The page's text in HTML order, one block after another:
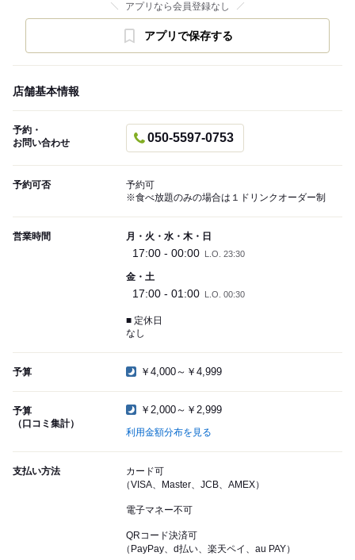
アプリなら会員登録なし
アプリで保存する
店舗基本情報
予約・
お問い合わせ
050-5597-0753
予約可否
予約可
※食べ放題のみの場合は１ドリンクオーダー制
営業時間 月・火・水・木・日
17:00 - 00:00 L.O. 23:30
金・土
17:00 - 01:00 L.O. 00:30
■ 定休日
なし
予算 ￥4,000～￥4,999
予算
（口コミ集計）
￥2,000～￥2,999
利用金額分布を見る
支払い方法
カード可
（VISA、Master、JCB、AMEX）
電子マネー不可
QRコード決済可
（PayPay、d払い、楽天ペイ、au PAY）